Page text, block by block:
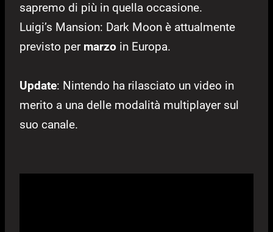
sapremo di più in quella occasione.
Luigi’s Mansion: Dark Moon è attualmente
previsto per marzo in Europa.
Update: Nintendo ha rilasciato un video in
merito a una delle modalità multiplayer sul
suo canale.